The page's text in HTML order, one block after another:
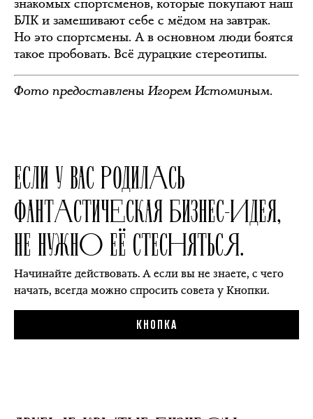
знакомых спортсменов, которые покупают наш
БЛК и замешивают себе с мёдом на завтрак.
Но это спортсмены. А в основном люди боятся
такое пробовать. Всё дурацкие стереотипы.
Фото предоставлены Игорем Истоминым.
ЕСЛИ У ВАС РОДИЛАСЬ
ФАНТАСТИЧЕСКАЯ БИЗНЕС-ИДЕЯ,
НЕ НУЖНО ЕЁ СТЕСНЯТЬСЯ.
Начинайте действовать. А если вы не знаете, с чего
начать, всегда можно спросить совета у Кнопки.
КНОПКА